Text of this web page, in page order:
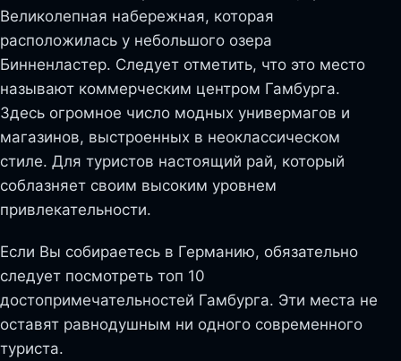
Великолепная набережная, которая
расположилась у небольшого озера
Бинненластер. Следует отметить, что это место
называют коммерческим центром Гамбурга.
Здесь огромное число модных универмагов и
магазинов, выстроенных в неоклассическом
стиле. Для туристов настоящий рай, который
соблазняет своим высоким уровнем
привлекательности.
Если Вы собираетесь в Германию, обязательно
следует посмотреть топ 10
достопримечательностей Гамбурга. Эти места не
оставят равнодушным ни одного современного
туриста.